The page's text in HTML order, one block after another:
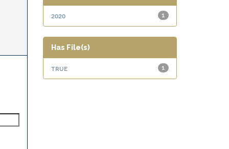
1
2020
Has File(s)
1
true